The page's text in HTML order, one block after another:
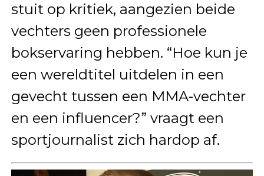
stuit op kritiek, aangezien beide
vechters geen professionele
bokservaring hebben. “Hoe kun je
een wereldtitel uitdelen in een
gevecht tussen een MMA-vechter
en een influencer?” vraagt een
sportjournalist zich hardop af.